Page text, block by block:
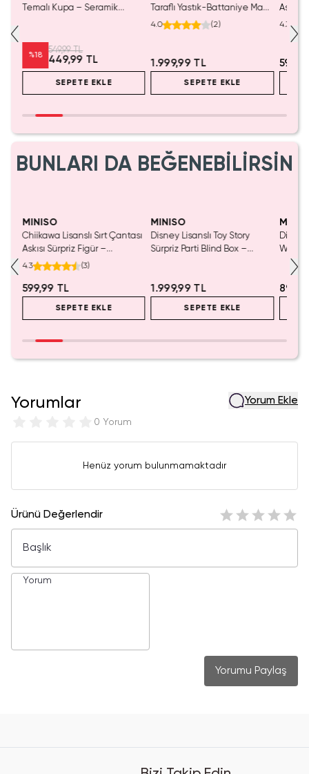
Temalı Kupa – Seramik
%18
549,99 TL
449,99 TL
SEPETE EKLE
Taraflı Yastık-Battaniye Mavi
140 x 100 Cm – 2'si 1 Arada
4.0 (2)
1.999,99 TL
SEPETE EKLE
Askısı
4.3
BUNLARI DA BEĞENEBİLİRSİN
MINISO
Chiikawa Lisanslı Sırt Çantası
Askısı Sürpriz Figür –
Koleksiyonluk Blind Box
4.3 (3)
599,99 TL
SEPETE EKLE
MINISO
Disney Lisanslı Toy Story
Sürpriz Parti Blind Box –
1.999,99 TL
SEPETE EKLE
Disney
mL –
Yorumlar
0 Yorum
Yorum Ekle
Henüz yorum bulunmamaktadır
Ürünü Değerlendir
Yorumu Paylaş